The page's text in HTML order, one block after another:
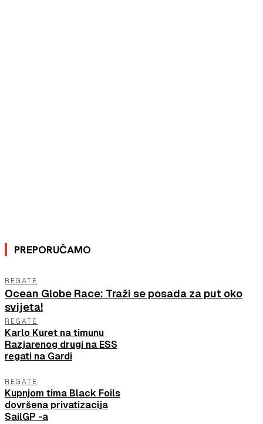
PREPORUČAMO
REGATE
Ocean Globe Race: Traži se posada za put oko
svijeta!
REGATE
Karlo Kuret na timunu
Razjarenog drugi na ESS
regati na Gardi
REGATE
Kupnjom tima Black Foils
dovršena privatizacija
SailGP -a